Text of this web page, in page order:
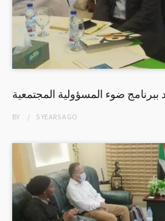
ضوء المسؤولية المجتمعية
BY 5 YEARSAGO